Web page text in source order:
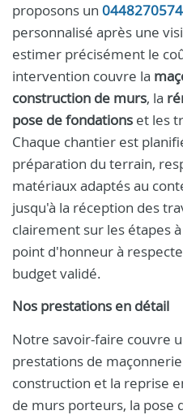
proposons un 0448270574
personnalisé après une
estimer précisément le
intervention couvre la
construction de murs, la
pose de fondations et les
Chaque chantier est
préparation du terrain,
matériaux adaptés au
jusqu'à la réception des
clairement sur les étapes
point d'honneur à
budget validé.
Nos prestations en détail
Notre savoir-faire couvre
prestations de
construction et la reprise
de murs porteurs, la pose